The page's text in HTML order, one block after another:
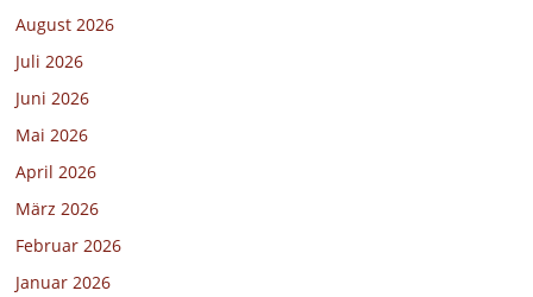
August 2026
Juli 2026
Juni 2026
Mai 2026
April 2026
März 2026
Februar 2026
Januar 2026